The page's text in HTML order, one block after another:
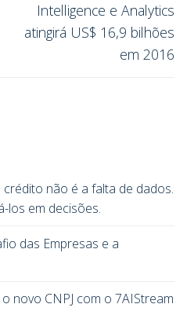
Intelligence e Analytics
atingirá US$ 16,9 bilhões
em 2016
não é a falta de dados.
los em decisões.
das Empresas e a
novo CNPJ com o 7AIStream